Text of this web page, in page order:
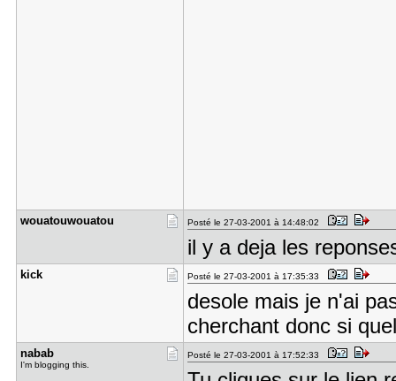
wouatouwou​atou Posté le 27-03-2001 à 14:48:02
il y a deja les
kick Posté le 27-03-2001 à 17:35:33
desole mais je n'ai
cherchant donc si
nabab
I'm blogging this.
Posté le 27-03-2001 à 17:52:33